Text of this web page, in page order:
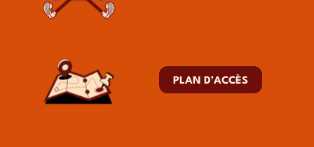
PLAN D’ACCÈS